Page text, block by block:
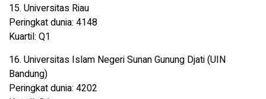
15. Universitas Riau
Peringkat dunia: 4148
Kuartil: Q1
16. Universitas Islam Negeri Sunan Gunung Djati (UIN
Bandung)
Peringkat dunia: 4202